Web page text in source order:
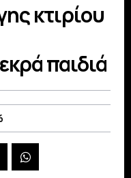
κτιρίου
παιδιά